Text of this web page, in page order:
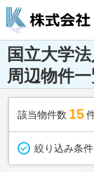
国立大学
周辺物件
該当物件数 15
絞り込み条件